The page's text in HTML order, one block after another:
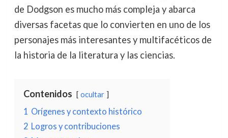
de Dodgson es mucho más compleja y abarca
diversas facetas que lo convierten en uno de los
personajes más interesantes y multifacéticos de
la historia de la literatura y las ciencias.
Contenidos ocultar
1 Orígenes y contexto histórico
2 Logros y contribuciones